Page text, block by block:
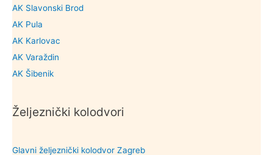
AK Slavonski Brod
AK Pula
AK Karlovac
AK Varaždin
AK Šibenik
Željeznički kolodvori
Glavni željeznički kolodvor Zagreb